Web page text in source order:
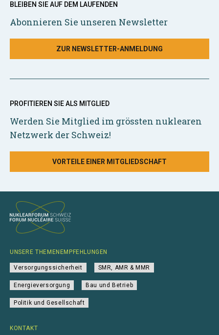
BLEIBEN SIE AUF DEM LAUFENDEN
Abonnieren Sie unseren Newsletter
ZUR NEWSLETTER-ANMELDUNG
PROFITIEREN SIE ALS MITGLIED
Werden Sie Mitglied im grössten nuklearen
Netzwerk der Schweiz!
VORTEILE EINER MITGLIEDSCHAFT
KONTAKT
UNSERE THEMENEMPFEHLUNGEN
Versorgungssicherheit SMR, AMR & MMR
Energieversorgung Bau und Betrieb
Politik und Gesellschaft